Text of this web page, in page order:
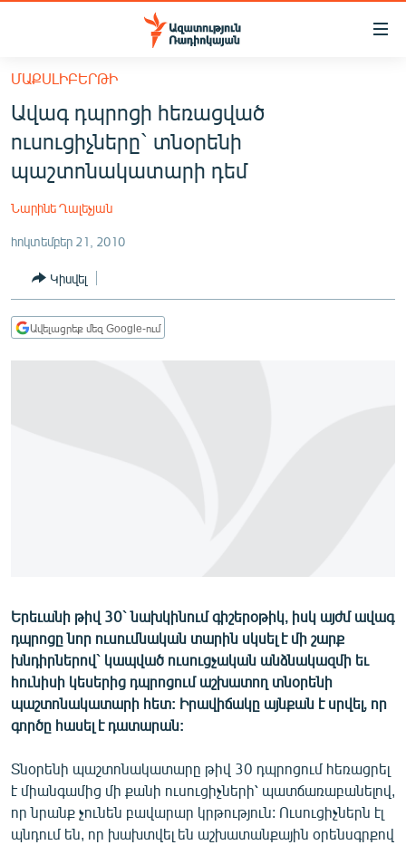
Մատչելիության
հիմնական
բովանդակությանը
հիմնական
մենյուին
ՀԱՅԱՍՏԱՆ
ՔԱՂԱՔԱԿԱՆ
ՏՆՏԵՍՈՒԹՅՈՒՆ
ՂԱՐԱԲԱՂ
ԱՐԽԻՎ
ՏԵՍԱՆՅՈՒԹԵՐ
ԲԱՆԱՎԵՃ
ՁԳՏԵԼՈՎ ԼԱՎԱԳՈՒՅՆԻՆ
Հայերեն
English
ՄԱՔՍԼԻԲԵՐԹԻ
Ավագ դպրոցի հեռացված
ուսուցիչները` տնօրենի
պաշտոնակատարի դեմ
Նարինե Ղալեչյան
հոկտեմբեր 21, 2010
Կիսվել
Ավելացրեք մեզ Google-ում
Երեւանի թիվ 30` նախկինում գիշերօթիկ, իսկ այժմ ավագ
դպրոցը նոր ուսումնական տարին սկսել է մի շարք
խնդիրներով` կապված ուսուցչական անձնակազմի եւ
հունիսի կեսերից դպրոցում աշխատող տնօրենի
պաշտոնակատարի հետ: Իրավիճակը այնքան է սրվել, որ
գործը հասել է դատարան:
Տնօրենի պաշտոնակատարը թիվ 30 դպրոցում հեռացրել
է միանգամից մի քանի ուսուցիչների՝ պատճառաբանելով,
որ նրանք չունեն բավարար կրթություն: Ուսուցիչներն էլ
պնդում են, որ խախտվել են աշխատանքային օրենսգրքով